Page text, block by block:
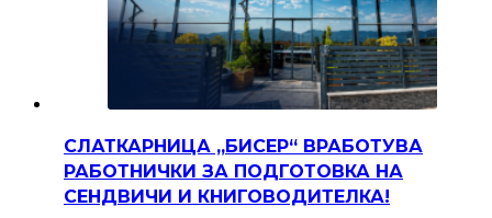
СЛАТКАРНИЦА „БИСЕР“ ВРАБОТУВА
РАБОТНИЧКИ ЗА ПОДГОТОВКА НА
СЕНДВИЧИ И КНИГОВОДИТЕЛКА!